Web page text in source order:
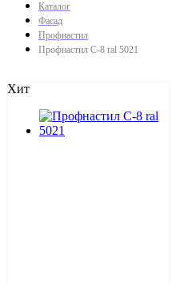
Каталог
Фасад
Профнастил
Профнастил С-8 ral 5021
Хит